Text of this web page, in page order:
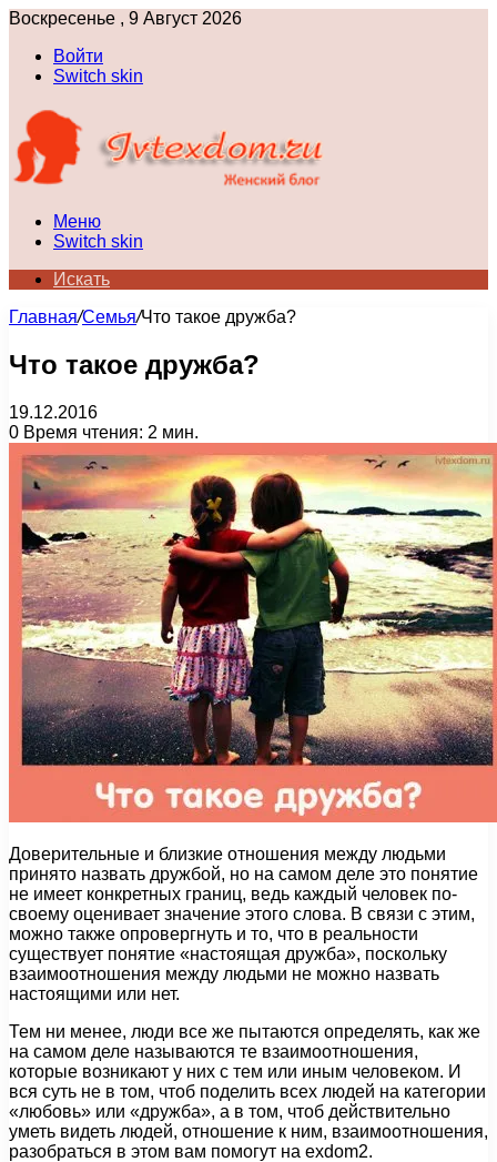
Воскресенье , 9 Август 2026
Войти
Switch skin
Меню
Switch skin
Искать
Главная/Семья/Что такое дружба?
Что такое дружба?
19.12.2016
0 Время чтения: 2 мин.
Доверительные и близкие отношения между людьми
принято назвать дружбой, но на самом деле это понятие
не имеет конкретных границ, ведь каждый человек по-
своему оценивает значение этого слова. В связи с этим,
можно также опровергнуть и то, что в реальности
существует понятие «настоящая дружба», поскольку
взаимоотношения между людьми не можно назвать
настоящими или нет.
Тем ни менее, люди все же пытаются определять, как же
на самом деле называются те взаимоотношения,
которые возникают у них с тем или иным человеком. И
вся суть не в том, чтоб поделить всех людей на категории
«любовь» или «дружба», а в том, чтоб действительно
уметь видеть людей, отношение к ним, взаимоотношения,
разобраться в этом вам помогут на exdom2.